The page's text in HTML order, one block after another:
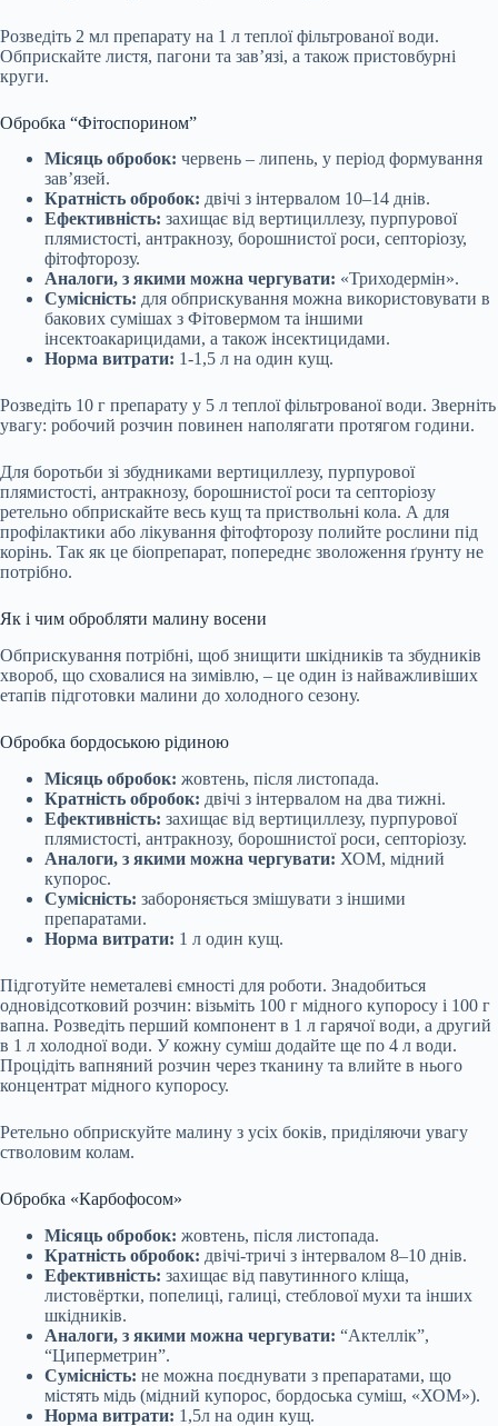
Розведіть 2 мл препарату на 1 л теплої фільтрованої води.
Обприскайте листя, пагони та зав’язі, а також пристовбурні
круги.
Обробка “Фітоспорином”
Місяць обробок: червень – липень, у період формування
зав’язей.
Кратність обробок: двічі з інтервалом 10–14 днів.
Ефективність: захищає від вертициллезу, пурпурової
плямистості, антракнозу, борошнистої роси, септоріозу,
фітофторозу.
Аналоги, з якими можна чергувати: «Триходермін».
Сумісність: для обприскування можна використовувати в
бакових сумішах з Фітовермом та іншими
інсектоакарицидами, а також інсектицидами.
Норма витрати: 1-1,5 л на один кущ.
Розведіть 10 г препарату у 5 л теплої фільтрованої води. Зверніть
увагу: робочий розчин повинен наполягати протягом години.
Для боротьби зі збудниками вертициллезу, пурпурової
плямистості, антракнозу, борошнистої роси та септоріозу
ретельно обприскайте весь кущ та приствольні кола. А для
профілактики або лікування фітофторозу полийте рослини під
корінь. Так як це біопрепарат, попереднє зволоження ґрунту не
потрібно.
Як і чим обробляти малину восени
Обприскування потрібні, щоб знищити шкідників та збудників
хвороб, що сховалися на зимівлю, – це один із найважливіших
етапів підготовки малини до холодного сезону.
Обробка бордоською рідиною
Місяць обробок: жовтень, після листопада.
Кратність обробок: двічі з інтервалом на два тижні.
Ефективність: захищає від вертициллезу, пурпурової
плямистості, антракнозу, борошнистої роси, септоріозу.
Аналоги, з якими можна чергувати: ХОМ, мідний
купорос.
Сумісність: забороняється змішувати з іншими
препаратами.
Норма витрати: 1 л один кущ.
Підготуйте неметалеві ємності для роботи. Знадобиться
одновідсотковий розчин: візьміть 100 г мідного купоросу і 100 г
вапна. Розведіть перший компонент в 1 л гарячої води, а другий
в 1 л холодної води. У кожну суміш додайте ще по 4 л води.
Процідіть вапняний розчин через тканину та влийте в нього
концентрат мідного купоросу.
Ретельно обприскуйте малину з усіх боків, приділяючи увагу
стволовим колам.
Обробка «Карбофосом»
Місяць обробок: жовтень, після листопада.
Кратність обробок: двічі-тричі з інтервалом 8–10 днів.
Ефективність: захищає від павутинного кліща,
листовёртки, попелиці, галиці, стеблової мухи та інших
шкідників.
Аналоги, з якими можна чергувати: “Актеллік”,
“Циперметрин”.
Сумісність: не можна поєднувати з препаратами, що
містять мідь (мідний купорос, бордоська суміш, «ХОМ»).
Норма витрати: 1,5л на один кущ.